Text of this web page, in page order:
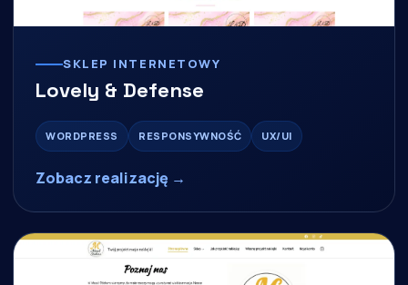
SKLEP INTERNETOWY
Lovely & Defense
WORDPRESS RESPONSYWNOŚĆ UX/UI
Zobacz realizację →